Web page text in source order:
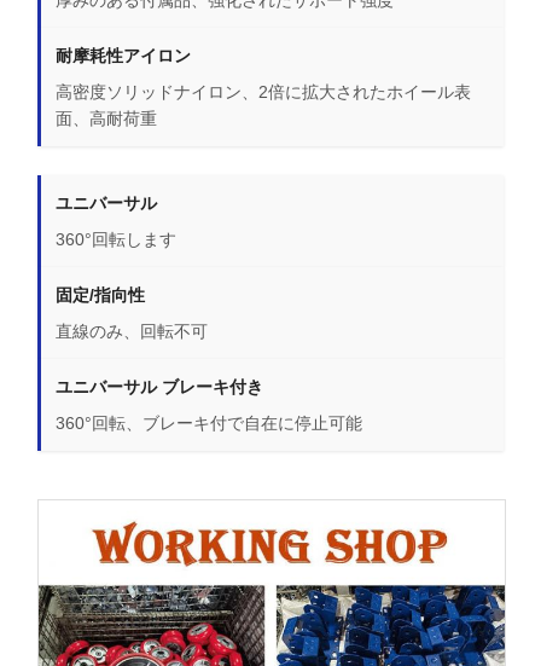
耐摩耗性アイロン
高密度ソリッドナイロン、2倍に拡大されたホイール表
面、高耐荷重
ユニバーサル
360°回転します
固定/指向性
直線のみ、回転不可
ユニバーサル ブレーキ付き
360°回転、ブレーキ付で自在に停止可能